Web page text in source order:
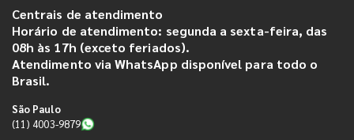
Centrais de atendimento
Horário de atendimento: segunda a sexta-feira, das
08h às 17h (exceto feriados).
Atendimento via WhatsApp disponível para todo o
Brasil.
São Paulo
(11) 4003-9879